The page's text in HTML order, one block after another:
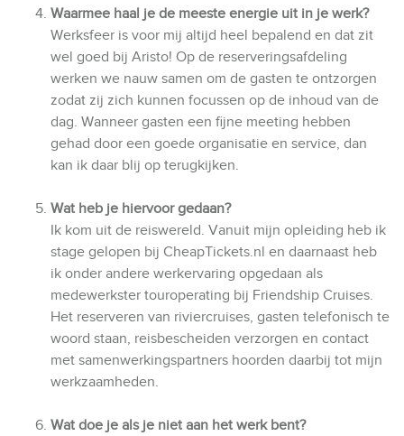
Waarmee haal je de meeste energie uit in je werk?
Werksfeer is voor mij altijd heel bepalend en dat zit
wel goed bij Aristo! Op de reserveringsafdeling
werken we nauw samen om de gasten te ontzorgen
zodat zij zich kunnen focussen op de inhoud van de
dag. Wanneer gasten een fijne meeting hebben
gehad door een goede organisatie en service, dan
kan ik daar blij op terugkijken.
Wat heb je hiervoor gedaan?
Ik kom uit de reiswereld. Vanuit mijn opleiding heb ik
stage gelopen bij CheapTickets.nl en daarnaast heb
ik onder andere werkervaring opgedaan als
medewerkster touroperating bij Friendship Cruises.
Het reserveren van riviercruises, gasten telefonisch te
woord staan, reisbescheiden verzorgen en contact
met samenwerkingspartners hoorden daarbij tot mijn
werkzaamheden.
Wat doe je als je niet aan het werk bent?